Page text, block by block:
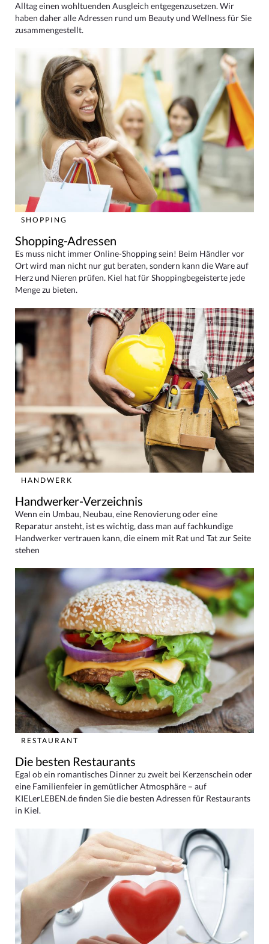
Alltag einen wohltuenden Ausgleich entgegenzusetzen. Wir
haben daher alle Adressen rund um Beauty und Wellness für Sie
zusammengestellt.
SHOPPING
Shopping-Adressen
Es muss nicht immer Online-Shopping sein! Beim Händler vor
Ort wird man nicht nur gut beraten, sondern kann die Ware auf
Herz und Nieren prüfen. Kiel hat für Shoppingbegeisterte jede
Menge zu bieten.
HANDWERK
Handwerker-Verzeichnis
Wenn ein Umbau, Neubau, eine Renovierung oder eine
Reparatur ansteht, ist es wichtig, dass man auf fachkundige
Handwerker vertrauen kann, die einem mit Rat und Tat zur Seite
stehen
RESTAURANT
Die besten Restaurants
Egal ob ein romantisches Dinner zu zweit bei Kerzenschein oder
eine Familienfeier in gemütlicher Atmosphäre – auf
KIELerLEBEN.de finden Sie die besten Adressen für Restaurants
in Kiel.